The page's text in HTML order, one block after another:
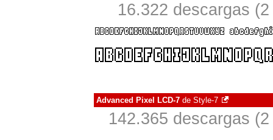
16.322 descargas
Advanced Pixel LCD-7 de Style-7
142.365 descargas